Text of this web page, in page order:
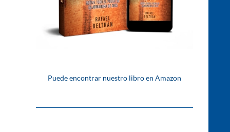
Puede encontrar nuestro libro en Amazon